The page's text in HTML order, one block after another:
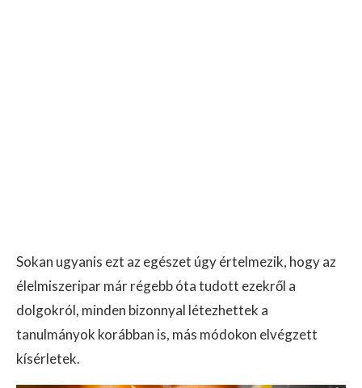
Sokan ugyanis ezt az egészet úgy értelmezik, hogy az
élelmiszeripar már régebb óta tudott ezekről a
dolgokról, minden bizonnyal létezhettek a
tanulmányok korábban is, más módokon elvégzett
kísérletek.